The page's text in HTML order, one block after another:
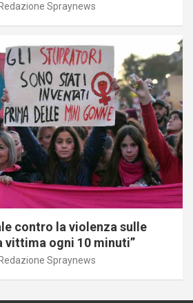
Redazione Spraynews
contro la violenza sulle
vittima ogni 10 minuti”
Redazione Spraynews